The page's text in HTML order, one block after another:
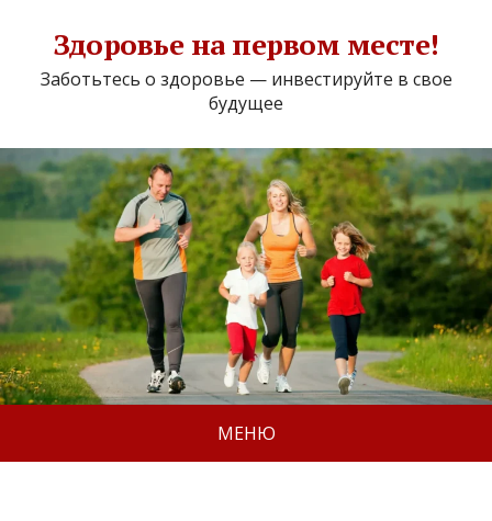
Здоровье на первом месте!
Заботьтесь о здоровье — инвестируйте в свое
будущее
МЕНЮ